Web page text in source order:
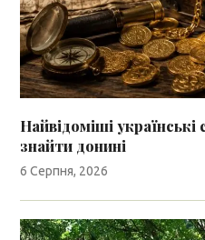
Найвідоміші
знайти донині
6 Серпня, 2026